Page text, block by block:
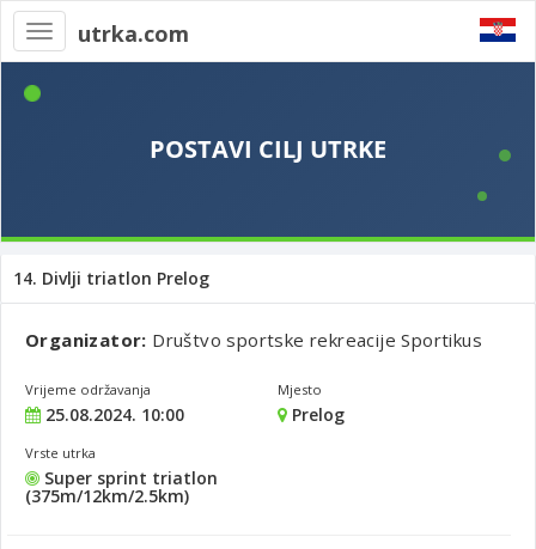
Toggle
navigation
utrka.com
14. Divlji triatlon Prelog
Organizator: Društvo sportske rekreacije Sportikus
Vrijeme održavanja
25.08.2024. 10:00
Mjesto
Prelog
Vrste utrka
Super sprint triatlon
(375m/12km/2.5km)